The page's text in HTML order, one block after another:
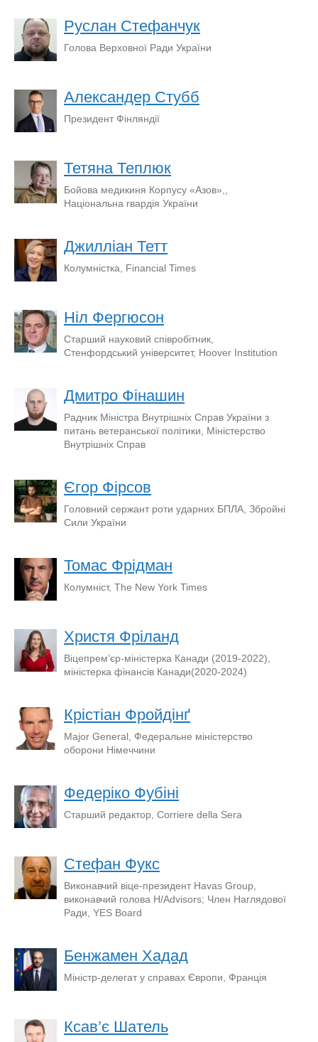
Руслан Стефанчук
Голова Верховної Ради України
Александер Стубб
Президент Фінляндії
Тетяна Теплюк
Бойова медикиня Корпусу «Азов»,,
Національна гвардія України
Джилліан Тетт
Колумністка, Financial Times
Ніл Фергюсон
Старший науковий співробітник,
Стенфордський університет, Hoover Institution
Дмитро Фінашин
Радник Міністра Внутрішніх Справ України з
питань ветеранської політики, Міністерство
Внутрішніх Справ
Єгор Фірсов
Головний сержант роти ударних БПЛА, Збройні
Сили України
Томас Фрідман
Колумніст, The New York Times
Христя Фріланд
Віцепрем’єр-міністерка Канади (2019-2022),
міністерка фінансів Канади(2020-2024)
Крістіан Фройдінґ
Major General, Федеральне міністерство
оборони Німеччини
Федеріко Фубіні
Старший редактор, Corriere della Sera
Стефан Фукс
Виконавчий віце-президент Havas Group,
виконавчий голова H/Advisors; Член Наглядової
Ради, YES Board
Бенжамен Хадад
Міністр-делегат у справах Європи, Франція
Ксав’є Шатель